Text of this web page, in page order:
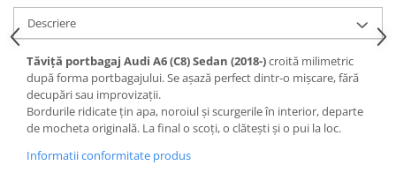
Becuri Auto
Piese Auto
Piese Caroserie
Amortizoare Capota
Oglinzi
Pompa Spalator Parbriz
Accesorii Camioane
Descriere
Tăviță portbagaj Audi A6 (C8) Sedan (2018-)croită milimetric
după forma portbagajului. Se așază perfect dintr-o mișcare, fără
decupări sau improvizații.
Bordurile ridicate țin apa, noroiul și scurgerile în interior, departe
de mocheta originală. La final o scoți, o clătești și o pui la loc.
Informatii conformitate produs